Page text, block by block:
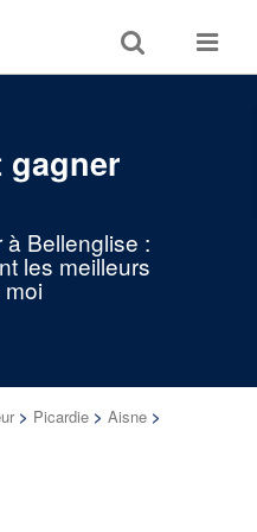
Toggle
search
Toggle
gagner
Bellenglise :
les meilleurs
> Picardie > Aisne >